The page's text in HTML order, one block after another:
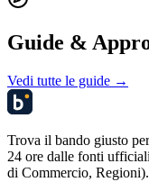
Guide &
Vedi tutte le guide →
Trova il bando giusto
24 ore dalle fonti
di Commercio, Regioni).